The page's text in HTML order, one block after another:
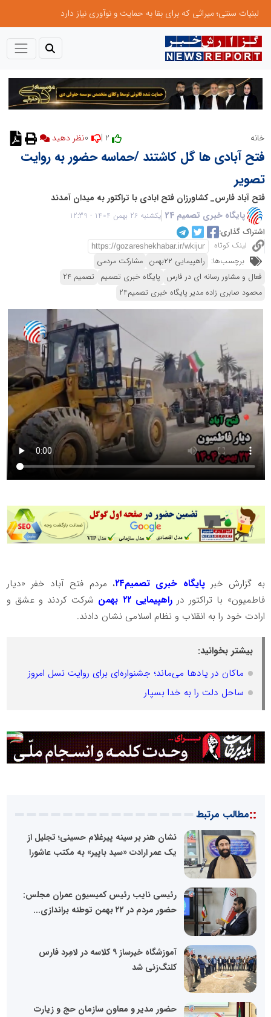
لبنیات سنتی؛ میراثی که برای بقا به حمایت و نوآوری نیاز دارد
خانه نظر دهید
فتح آبادی ها گل کاشتند /حماسه حضور به روایت
تصویر
فتح آباد فارس_ کشاورزان فتح ابادی با تراکتور به میدان آمدند
پایگاه خبری تصمیم 24
یکشنبه 26 بهمن 1404 - 12:39
اشتراک گذاری:
لینک کوتاه
برچسب‌ها: راهپیمایی ۲۲بهمن
مشارکت مردمی
فعال و مشاور رسانه ای در فارس پایگاه خبری تصمیم تصمیم 24
محمود صابری زاده مدیر پایگاه خبری تصمیم24
به گزارش خبر پایگاه خبری تصمیم۲۴
، مردم فتح آباد خفر «دیار
فاطمیون» با تراکتور در راهپیمایی ۲۲ بهمن
شرکت کردند و عشق و
ارادت خود را به انقلاب و نظام اسلامی نشان دادند.
بیشتر بخوانید:
ماکان در یادها می‌ماند؛ جشنواره‌ای برای روایت نسل امروز
ساحل دلت را به خدا بسپار
::مطالب مرتبط
نشان هنر بر سینه پیرغلام حسینی؛ تجلیل از
یک عمر ارادت «سید باپیر» به مکتب عاشورا
رئیسی نایب رئیس کمیسیون عمران مجلس:
حضور مردم در ۲۲ بهمن توطئه براندازی...
آموزشگاه خیرساز ۹ کلاسه در لامِرد فارس
کلنگ‌زنی شد
حضور مدیر و معاون سازمان حج و زیارت